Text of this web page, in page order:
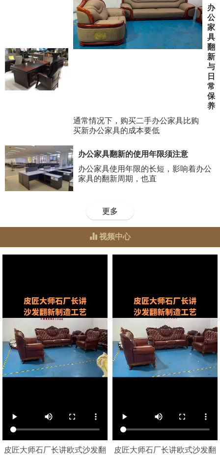
办
公
家
具
翻
新
与
日
常
保
养
通常情况下，购买二手办公家具比购
买新办公家具的成本要低
办公家具翻新的使用年限须注意
办公家具使用年限的长短，影响着办公
家具的翻新周期，也直
更多
视频中心
皮匠大师石厂长讲欧式沙发翻
皮匠大师石厂长讲欧式沙发翻